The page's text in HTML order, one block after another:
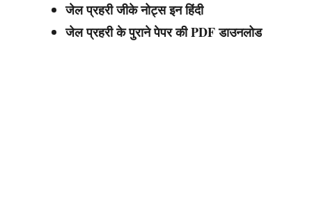
जेल प्रहरी जीके नोट्स इन हिंदी
जेल प्रहरी के पुराने पेपर की PDF डाउनलोड